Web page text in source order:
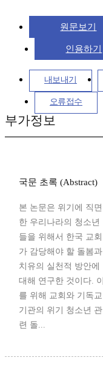
원문보기
인용하기
내보내기
오류접수
부가정보
국문 초록 (Abstract)
본 논문은 위기에 직면
한 우리나라의 청소년
들을 위해서 한국 교회
가 감당해야 할 돌봄과
치유의 실천적 방안에
대해 연구한 것이다. 이
를 위해 교회와 기독교
기관의 위기 청소년 관
련 돌...